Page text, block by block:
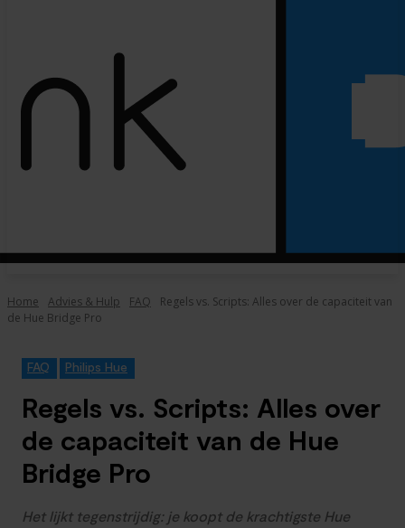
Home Advies & Hulp FAQ
Regels vs. Scripts: Alles over de capaciteit van
de Hue Bridge Pro
FAQ Philips Hue
Regels vs. Scripts: Alles over
de capaciteit van de Hue
Bridge Pro
Het lijkt tegenstrijdig: je koopt de krachtigste Hue